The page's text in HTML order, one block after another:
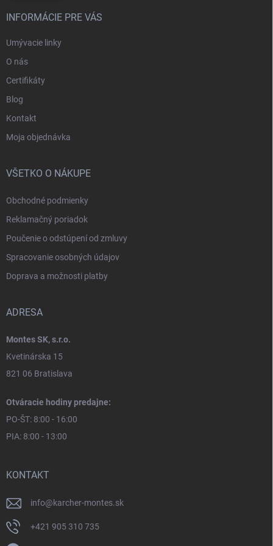
INFORMÁCIE PRE VÁS
Umývacie linky
O nás
Certifikáty
Blog
Kontakt
Moja objednávka
VŠETKO O NÁKUPE
Obchodné podmienky
Reklamačný poriadok
Poučenie o odstúpení od zmluvy
Spracovanie osobných údajov
Doprava a možnosti platby
ADRESA
Montes SK, s.r.o.
Kvetinárska 15
821 06 Bratislava
Otváracie hodiny predajne:
PO-ŠT: 8:00 - 16:00
PIA: 8:00 - 13:00
KONTAKT
info@karcher-montes.sk
+421 905 310 735